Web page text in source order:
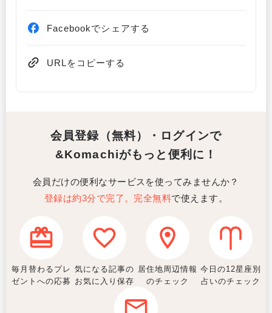
Facebookでシェアする
URLをコピーする
会員登録（無料）・ログインで
&Komachiがもっと便利に！
会員だけの便利なサービスを使ってみませんか？
登録は約3分で完了。完全無料で使えます。
毎月替わるプレ
ゼントへの応募
気になる記事の
お気に入り保存
居住地周辺情報
のチェック
今日の12星座別
占いのチェック